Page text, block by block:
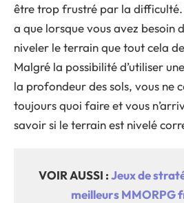
être trop frustré par la difficulté.
a que lorsque vous avez besoin
niveler le terrain que tout cela
Malgré la possibilité d’utiliser
la profondeur des sols, vous ne
toujours quoi faire et vous
savoir si le terrain est nivelé
VOIR AUSSI :Jeux de
meilleurs MMORPG